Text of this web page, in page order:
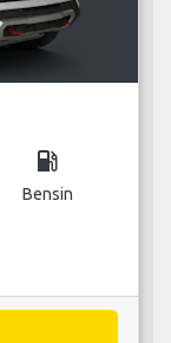
local_gas_station
Bensin